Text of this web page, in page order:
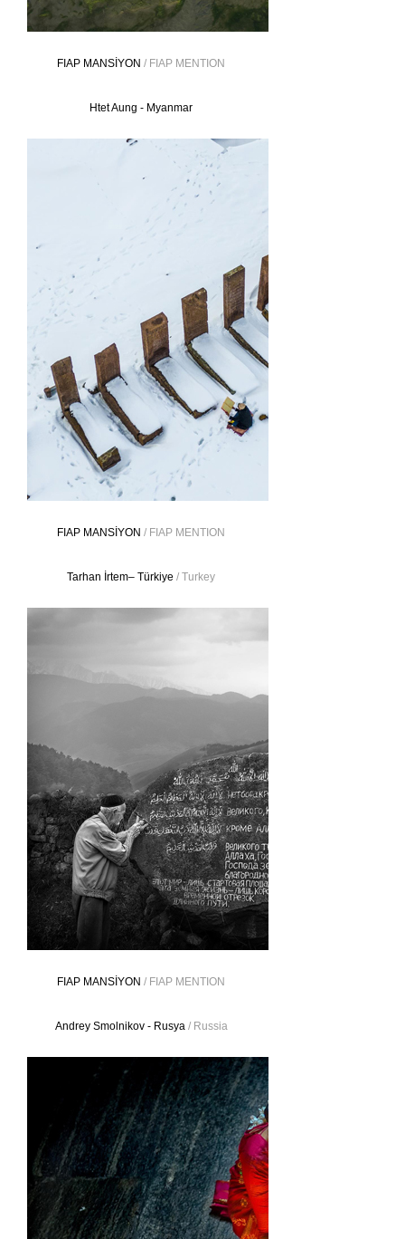
FIAP MANSİYON / FIAP MENTION
Htet Aung - Myanmar
FIAP MANSİYON / FIAP MENTION
Tarhan İrtem– Türkiye / Turkey
FIAP MANSİYON / FIAP MENTION
Andrey Smolnikov - Rusya/ Russia